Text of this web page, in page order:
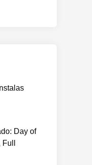
Day of